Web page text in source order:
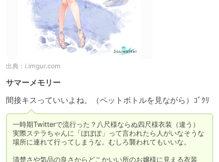
出典： i.imgur.com
サマーメモリー
間接キスっていいよね。（ペットボトルを見ながら）ｺﾞｸﾘ
一時期Twitterで流行った？八尺様ならぬ四尺様衣装（違う）
実際ステラちゃんに「ぽぽぽ」って言われたら人がいなそうな
場所に連れて行ってしまうな。むしろ襲われてもいいな。
清楚さや気品の良さからどこかいい所のお嬢様に見える衣装